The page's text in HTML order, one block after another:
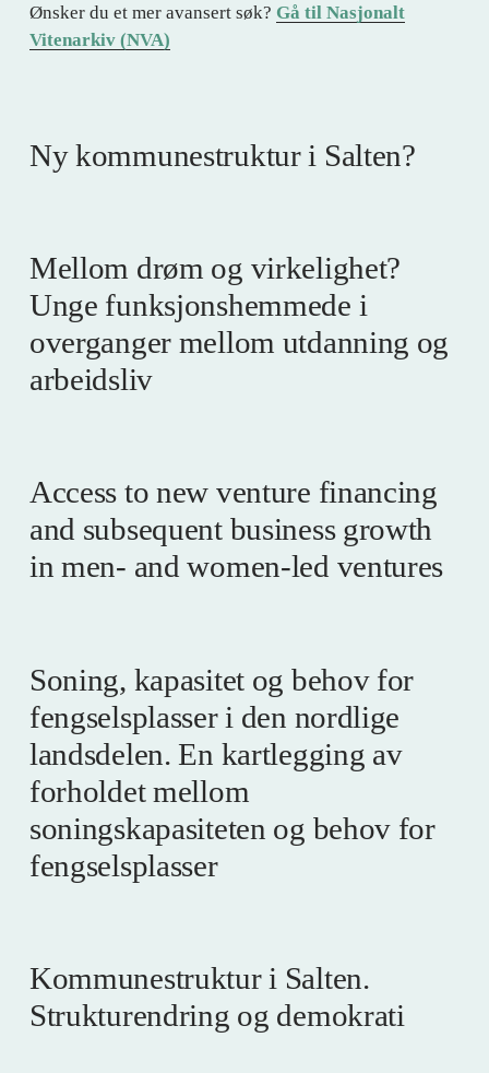
Ønsker du et mer avansert søk? Gå til Nasjonalt
Vitenarkiv (NVA)
Ny kommunestruktur i Salten?
Mellom drøm og virkelighet?
Unge funksjonshemmede i
overganger mellom utdanning og
arbeidsliv
Access to new venture financing
and subsequent business growth
in men- and women-led ventures
Soning, kapasitet og behov for
fengselsplasser i den nordlige
landsdelen. En kartlegging av
forholdet mellom
soningskapasiteten og behov for
fengselsplasser
Kommunestruktur i Salten.
Strukturendring og demokrati